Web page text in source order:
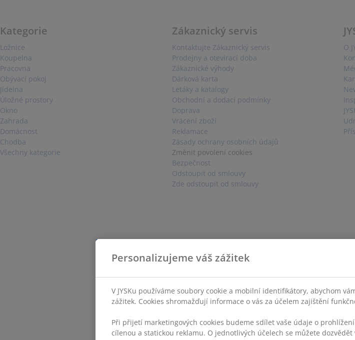
Kategorie
Ložnice
Koupelna
Pracovna
Obývací pokoj
Jídelna
Úložné prostory
Okno
Zahrada
Domácnost
Chodba
Všechny kategorie
Zákaznický servis
Kontaktujte Zákaznický servis
Prodejny a otevírací doba
Zákaznické výhody
Dárková karta
Letáky a katalogy
Obchodní a dodací podmínky
Doprava
Vrácení zboží
Reklamace
Zásady ochrany osobních údajů
Změnit povolení cookies
Bezpečnost
Odstoupit od smlouvy
Zde odstoupit od smlouvy
O
Personalizujeme váš zážitek
V JYSKu používáme soubory cookie a mobilní identifikátory, abychom
zážitek. Cookies shromažďují informace o vás za účelem zajištění
Při přijetí marketingových cookies budeme sdílet vaše údaje o
cílenou a statickou reklamu. O jednotlivých účelech se můžete